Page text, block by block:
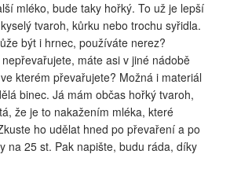
mléko, bude taky hořký. To už je lepší
tvaroh, kůrku nebo trochu syřidla.
být i hrnec, používáte nerez?
máte asi v jiné nádobě
kterém převařujete? Možná i materiál
binec. Já mám občas hořký tvaroh,
že je to nakažením mléka, které
ho udělat hned po převaření a po
na 25 st. Pak napište, budu ráda, díky